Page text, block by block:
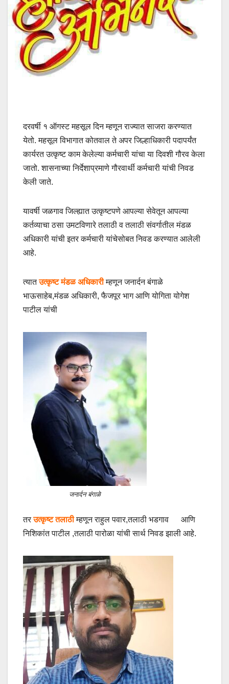
दरवर्षी १ ऑगस्ट महसूल दिन म्हणून राज्यात साजरा करण्यात
येतो. महसूल विभागात कोतवाल ते अपर जिल्हाधिकारी पदापर्यंत
कार्यरत उत्कृष्ट काम केलेल्या कर्मचारी यांचा या दिवशी गौरव केला
जातो. शासनाच्या निर्देशाप्रमाणे गौरवार्थी कर्मचारी यांची निवड
केली जाते.
यावर्षी जळगाव जिल्ह्यात उत्कृष्टपणे आपल्या सेवेतून आपल्या
कर्तव्याचा ठसा उमटविणारे तलाठी व तलाठी संवर्गातील मंडळ
अधिकारी यांची इतर कर्मचारी यांचेसोबत निवड करण्यात आलेली
आहे.
त्यातउत्कृष्ट मंडळ अधिकारी म्हणून जनार्दन बंगाळे
भाऊसाहेब,मंडळ अधिकारी, फैजपूर भाग आणि योगिता योगेश
पाटील यांची
जनार्दन बंगाळे
तरउत्कृष्ट तलाठी म्हणून राहुल पवार,तलाठी भडगाव आणि
निशिकांत पाटील ,तलाठी पारोळा यांची सार्थ निवड झाली आहे.